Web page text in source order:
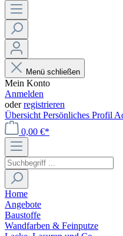
Menü schließen
Mein Konto
Anmelden
oderregistrieren
Übersicht Persönliches Profil
0,00 €*
Home
Angebote
Baustoffe
Wandfarben & Feinputze